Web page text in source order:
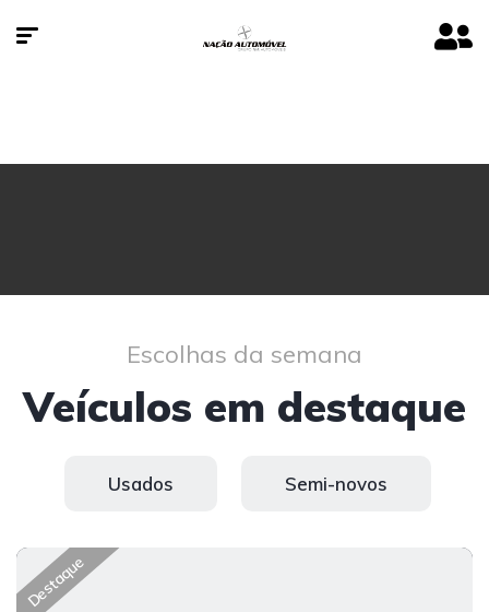
Escolhas da semana
Veículos em destaque
Usados Semi-novos
Destaque